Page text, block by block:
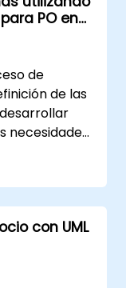
PO en
de
de las
necesidades.
y en
El
con los
Es un
con UML